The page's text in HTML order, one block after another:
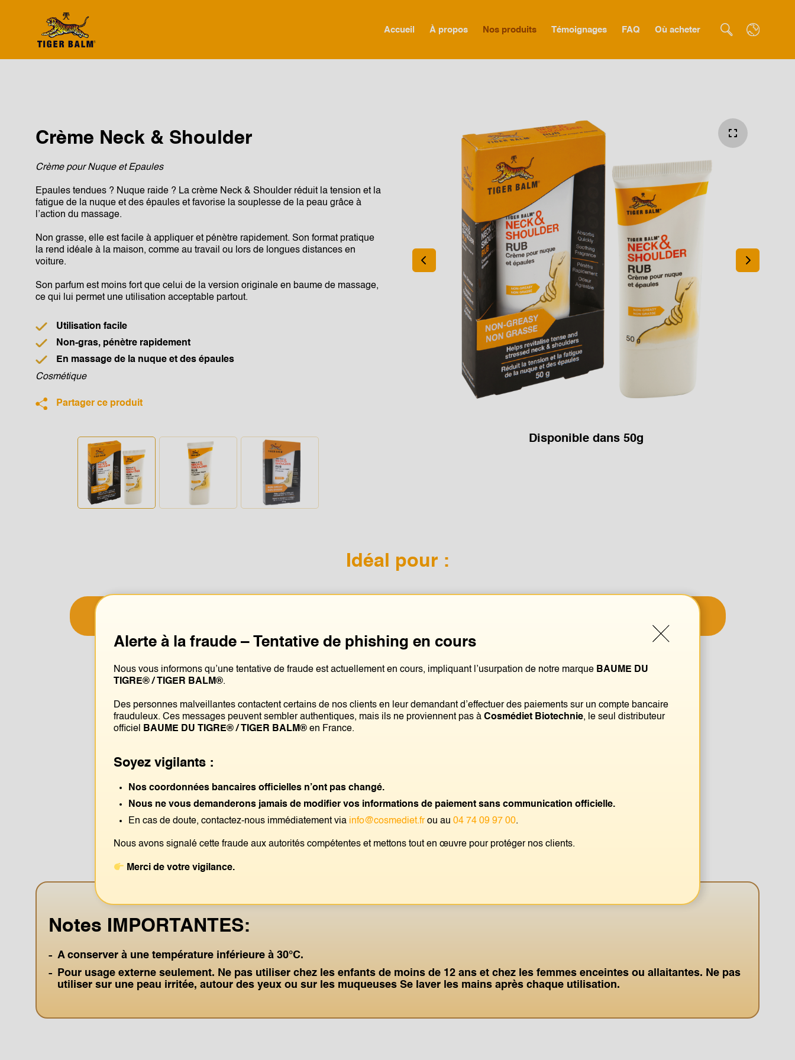
Accueil À propos Nos produits Témoignages FAQ Où acheter
HONG KONG SAR
MIDDLE EAST
NETHERLANDS
Crème Neck & Shoulder
Crème pour Nuque et Epaules
Epaules tendues ? Nuque raide ? La crème Neck & Shoulder réduit la tension et la
fatigue de la nuque et des épaules et favorise la souplesse de la peau grâce à
l’action du massage.
Non grasse, elle est facile à appliquer et pénètre rapidement. Son format pratique
la rend idéale à la maison, comme au travail ou lors de longues distances en
voiture.
Son parfum est moins fort que celui de la version originale en baume de massage,
ce qui lui permet une utilisation acceptable partout.
Utilisation facile
Non-gras, pénètre rapidement
En massage de la nuque et des épaules
Cosmétique
Partager ce produit
Disponible dans 50g
Idéal pour :
Travail sédentaire
Principaux Ingrédients
Menthol, Huile essentielle d’eucalyptus, Camphre, Capsicum
Notes IMPORTANTES:
A conserver à une température inférieure à 30°C.
Pour usage externe seulement. Ne pas utiliser chez les enfants de moins de 12 ans et chez les femmes enceintes ou allaitantes. Ne pas
utiliser sur une peau irritée, autour des yeux ou sur les muqueuses Se laver les mains après chaque utilisation.
Alerte à la fraude – Tentative de phishing en cours
Nous vous informons qu’une tentative de fraude est actuellement en cours, impliquant l’usurpation de notre marque BAUME DU
TIGRE® / TIGER BALM®.
Des personnes malveillantes contactent certains de nos clients en leur demandant d’effectuer des paiements sur un compte bancaire
frauduleux. Ces messages peuvent sembler authentiques, mais ils ne proviennent pas à Cosmédiet Biotechnie, le seul distributeur
officiel BAUME DU TIGRE® / TIGER BALM® en France.
Soyez vigilants :
Nos coordonnées bancaires officielles n’ont pas changé.
Nous ne vous demanderons jamais de modifier vos informations de paiement sans communication officielle.
En cas de doute, contactez-nous immédiatement via info@cosmediet.frou au 04 74 09 97 00.
Nous avons signalé cette fraude aux autorités compétentes et mettons tout en œuvre pour protéger nos clients.
Merci de votre vigilance.